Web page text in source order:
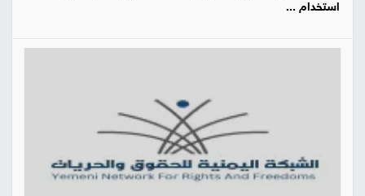
استخدام ...